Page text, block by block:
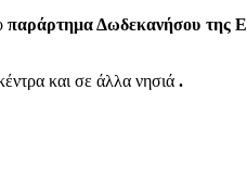
παράρτημα Δωδεκανήσου της
και σε άλλα νησιά .